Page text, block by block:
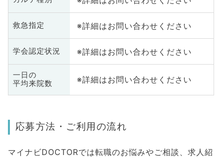
救急指定 ※詳細はお問い合わせください
学会認定状況 ※詳細はお問い合わせください
一日の
平均来院数
※詳細はお問い合わせください
応募方法・ご利用の流れ
マイナビDOCTORでは転職のお悩みやご相談、求人紹